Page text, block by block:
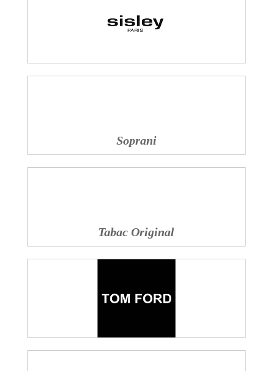
Soprani
Tabac Original